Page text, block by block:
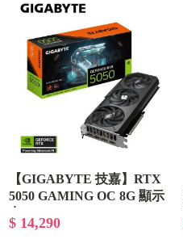
【GIGABYTE 技嘉】RTX
5050 GAMING OC 8G 顯示
$ 14,290